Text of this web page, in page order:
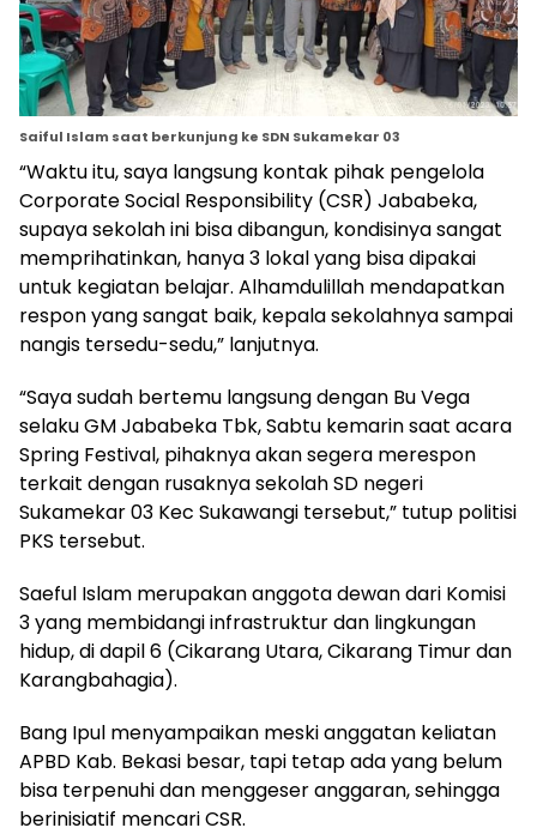
Saiful Islam saat berkunjung ke SDN Sukamekar 03
“Waktu itu, saya langsung kontak pihak pengelola
Corporate Social Responsibility (CSR) Jababeka,
supaya sekolah ini bisa dibangun, kondisinya sangat
memprihatinkan, hanya 3 lokal yang bisa dipakai
untuk kegiatan belajar. Alhamdulillah mendapatkan
respon yang sangat baik, kepala sekolahnya sampai
nangis tersedu-sedu,” lanjutnya.
“Saya sudah bertemu langsung dengan Bu Vega
selaku GM Jababeka Tbk, Sabtu kemarin saat acara
Spring Festival, pihaknya akan segera merespon
terkait dengan rusaknya sekolah SD negeri
Sukamekar 03 Kec Sukawangi tersebut,” tutup politisi
PKS tersebut.
Saeful Islam merupakan anggota dewan dari Komisi
3 yang membidangi infrastruktur dan lingkungan
hidup, di dapil 6 (Cikarang Utara, Cikarang Timur dan
Karangbahagia).
Bang Ipul menyampaikan meski anggatan keliatan
APBD Kab. Bekasi besar, tapi tetap ada yang belum
bisa terpenuhi dan menggeser anggaran, sehingga
berinisiatif mencari CSR.